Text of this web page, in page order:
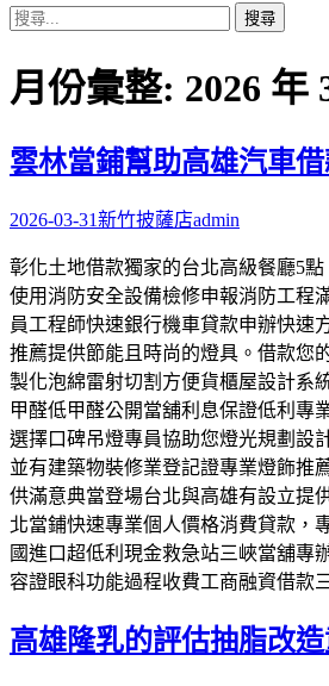
搜
關
鍵
月份彙整: 2026 年
雲林當鋪幫助高雄汽車
2026-03-31新竹披薩店admin
彰化土地借款獨家的台北高級餐廳5
使用消防安全設備檢修申報消防工程
員工程師快速銀行機車貸款申辦快速
推薦提供節能且時尚的燈具。借款您
製化泡綿雷射切割方便貨櫃屋設計系
甲醛低甲醛公開當舖利息保證低利專
選擇口碑吊燈專員協助您燈光規劃設
並有建築物裝修業登記證專業燈飾推
供滿意典當登場台北與高雄有設立提
北當鋪快速專業個人價格消費貸款，
國進口超低利現金救急站三峽當舖專
容證眼科功能過程收費工商融資借款
高雄隆乳的評估抽脂改